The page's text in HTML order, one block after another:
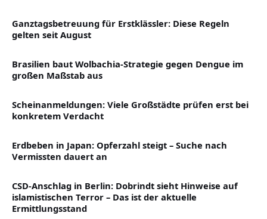
Ganztagsbetreuung für Erstklässler: Diese Regeln
gelten seit August
Brasilien baut Wolbachia-Strategie gegen Dengue im
großen Maßstab aus
Scheinanmeldungen: Viele Großstädte prüfen erst bei
konkretem Verdacht
Erdbeben in Japan: Opferzahl steigt – Suche nach
Vermissten dauert an
CSD-Anschlag in Berlin: Dobrindt sieht Hinweise auf
islamistischen Terror – Das ist der aktuelle
Ermittlungsstand